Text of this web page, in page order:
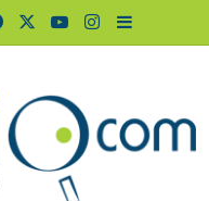
FacebookYouTubeInstagram
Barra